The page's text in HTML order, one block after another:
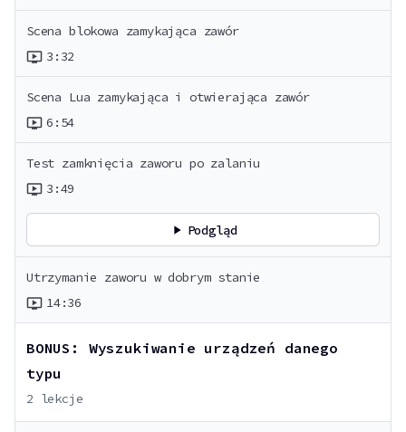
Scena blokowa zamykająca zawór
ondemand_video 3:32
Scena Lua zamykająca i otwierająca zawór
ondemand_video 6:54
Test zamknięcia zaworu po zalaniu
ondemand_video 3:49
play_arrow Podgląd
Utrzymanie zaworu w dobrym stanie
ondemand_video 14:36
BONUS: Wyszukiwanie urządzeń danego
typu
2 lekcje